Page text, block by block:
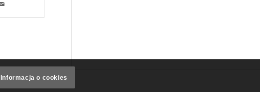
Informacja o cookies